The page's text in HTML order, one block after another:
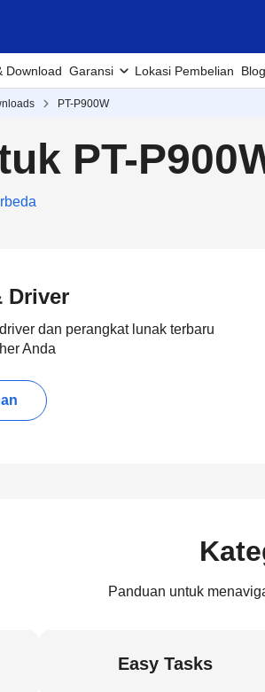
Download Garansi Lokasi Pembelian Blog
PT-P900W
PT-
Driver
dan perangkat lunak terbaru
Anda
Panduan untuk
Easy Tasks